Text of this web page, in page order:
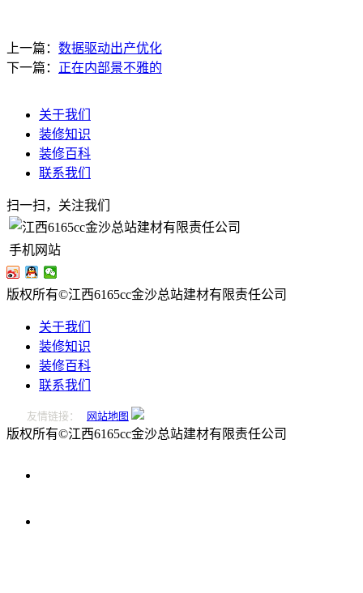
上一篇： 数据驱动出产优化
下一篇： 正在内部景不雅的
关于我们
装修知识
装修百科
联系我们
扫一扫，关注我们
手机网站
版权所有©江西6165cc金沙总站建材有限责任公司
关于我们
装修知识
装修百科
联系我们
友情链接： 网站地图
版权所有©江西6165cc金沙总站建材有限责任公司